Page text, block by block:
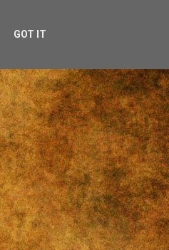
GOT IT